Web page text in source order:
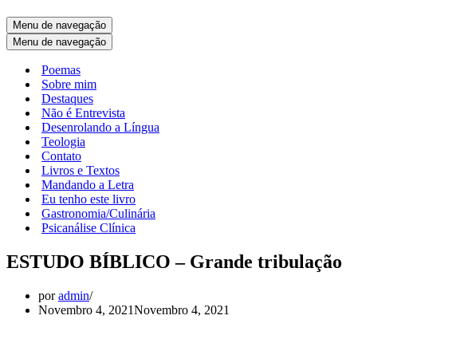
Menu de navegação
Menu de navegação
Poemas
Sobre mim
Destaques
Não é Entrevista
Desenrolando a Língua
Teologia
Contato
Livros e Textos
Mandando a Letra
Eu tenho este livro
Gastronomia/Culinária
Psicanálise Clínica
ESTUDO BÍBLICO – Grande tribulação
poradmin
Novembro 4, 2021Novembro 4, 2021